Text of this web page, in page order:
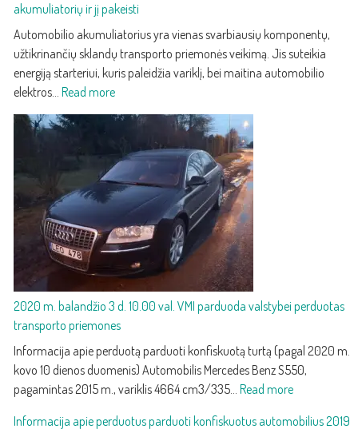
akumuliatorių ir jį pakeisti
Automobilio akumuliatorius yra vienas svarbiausių komponentų,
užtikrinančių sklandų transporto priemonės veikimą. Jis suteikia
energiją starteriui, kuris paleidžia variklį, bei maitina automobilio
elektros… Read more:
Akumuliatoriaus
keitimas:
kaip
atpažinti
silpną
akumuliatorių
jį
pakeisti
2020 m. balandžio 3 d. 10.00 val. VMI parduoda valstybei perduotas
transporto priemones
Informacija apie perduotą parduoti konfiskuotą turtą (pagal 2020 m.
kovo 10 dienos duomenis) Automobilis Mercedes Benz S550,
pagamintas 2015 m., variklis 4664 cm3/335… Read more:
Informacija apie perduotus parduoti konfiskuotus automobilius 2019